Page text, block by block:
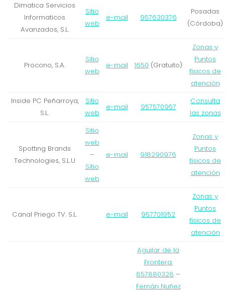
Dimatica Servicios
Informaticos
Avanzados, S.L.
Sitio
web
e-mail 957630376
Posadas
(Córdoba)
Procono, S.A.
Sitio
web
e-mail 1650 (Gratuito)
Zonas y
Puntos
físicos de
atención
Inside PC Peñarroya,
S.L.
Sitio
web
e-mail 957570957
Consulta
las zonas
Spotting Brands
Technologies, S.L.U
Sitio
web
–
Sitio
web
e-mail 918290976
Zonas y
Puntos
físicos de
atención
Canal Priego TV. S.L. e-mail 957701952
Zonas y
Puntos
físicos de
atención
Aguilar de la
Frontera:
857880328 –
Fernán Nuñez